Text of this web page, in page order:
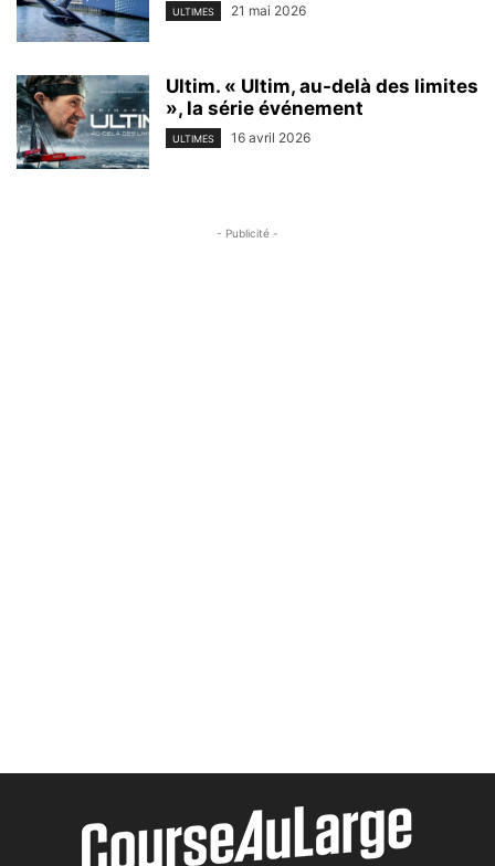
ULTIMES 21 mai 2026
Ultim. « Ultim, au-delà des limites
», la série événement
ULTIMES 16 avril 2026
- Publicité -